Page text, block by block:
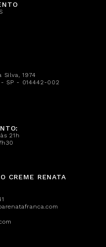
Silva, 1974
SP - 014442-002
21h
CREME RENATA